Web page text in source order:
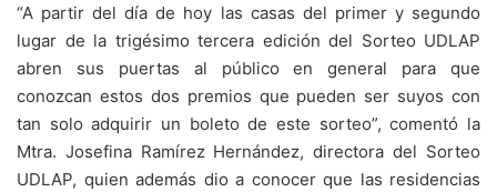
“A partir del día de hoy las casas del primer y segundo
lugar de la trigésimo tercera edición del Sorteo UDLAP
abren sus puertas al público en general para que
conozcan estos dos premios que pueden ser suyos con
tan solo adquirir un boleto de este sorteo”, comentó la
Mtra. Josefina Ramírez Hernández, directora del Sorteo
UDLAP, quien además dio a conocer que las residencias